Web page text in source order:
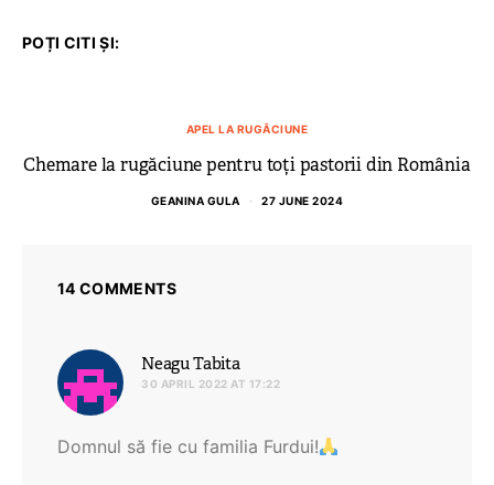
POȚI CITI ȘI:
APEL LA RUGĂCIUNE
Chemare la rugăciune pentru toți pastorii din România
GEANINA GULA 27 JUNE 2024
14 COMMENTS
Neagu Tabitasays:
30 APRIL 2022 AT 17:22
Domnul să fie cu familia Furdui!